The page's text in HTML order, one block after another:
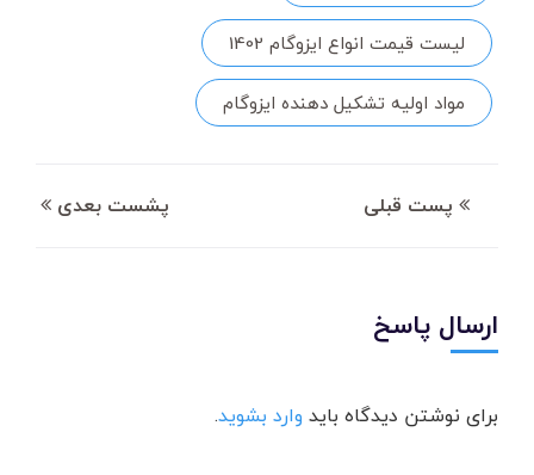
لیست قیمت انواع ایزوگام 1402
مواد اولیه تشکیل دهنده ایزوگام
پست قبلی پشست بعدی
ارسال پاسخ
برای نوشتن دیدگاه باید وارد بشوید.